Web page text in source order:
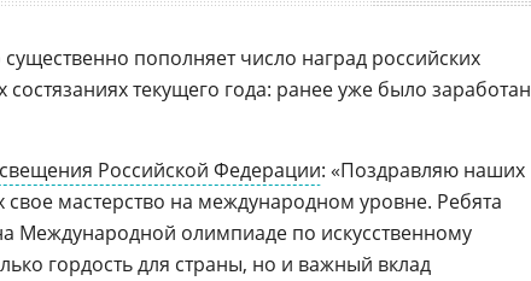
пополняет число наград российских
текущего года: ранее уже было
Российской Федерации: «Поздравляю наших
мастерство на международном уровне. Ребята
Международной олимпиаде по искусственному
гордость для страны, но и важный вклад